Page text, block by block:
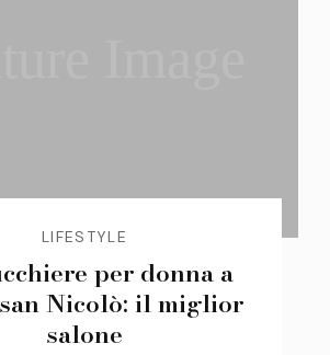
LIFESTYLE
per donna a
Nicolò: il miglior
salone